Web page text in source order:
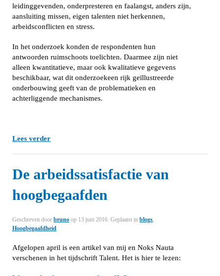
leidinggevenden, onderpresteren en faalangst, anders zijn,
aansluiting missen, eigen talenten niet herkennen,
arbeidsconflicten en stress.
In het onderzoek konden de respondenten hun
antwoorden ruimschoots toelichten. Daarmee zijn niet
alleen kwantitatieve, maar ook kwalitatieve gegevens
beschikbaar, wat dit onderzoekeen rijk geïllustreerde
onderbouwing geeft van de problematieken en
achterliggende mechanismes.
Lees verder
De arbeidssatisfactie van
hoogbegaafden
Geschreven door bruno op 13 juni 2016. Geplaatst in blogs,
Hoogbegaafdheid
Afgelopen april is een artikel van mij en Noks Nauta
verschenen in het tijdschrift Talent. Het is hier te lezen: